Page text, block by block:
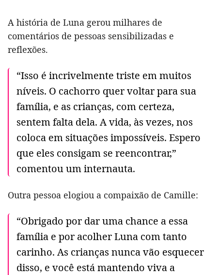
A história de Luna gerou milhares de
comentários de pessoas sensibilizadas e
reflexões.
“Isso é incrivelmente triste em muitos
níveis. O cachorro quer voltar para sua
família, e as crianças, com certeza,
sentem falta dela. A vida, às vezes, nos
coloca em situações impossíveis. Espero
que eles consigam se reencontrar,”
comentou um internauta.
Outra pessoa elogiou a compaixão de Camille:
“Obrigado por dar uma chance a essa
família e por acolher Luna com tanto
carinho. As crianças nunca vão esquecer
disso, e você está mantendo viva a